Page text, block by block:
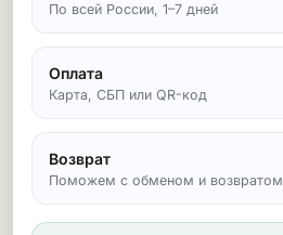
По всей России, 1–7 дней
Оплата
Карта, СБП или QR-код
Возврат
Поможем с обменом и возвратом